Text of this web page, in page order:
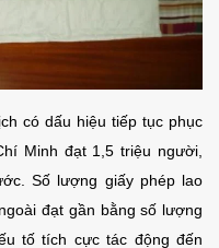
có dấu hiệu tiếp tục phục
Minh đạt 1,5 triệu người,
Số lượng giấy phép lao
đạt gần bằng số lượng
tố tích cực tác động đến